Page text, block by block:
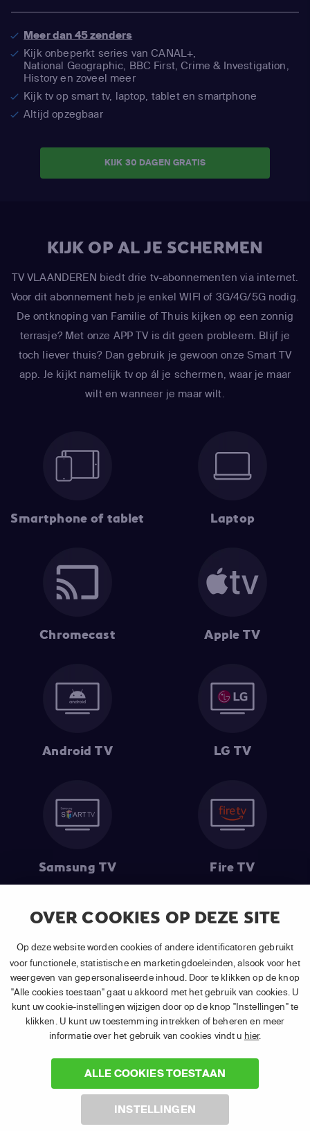
OVER COOKIES OP DEZE SITE
Op deze website worden cookies of andere identificatoren gebruikt
voor functionele, statistische en marketingdoeleinden, alsook voor het
weergeven van gepersonaliseerde inhoud. Door te klikken op de knop
"Alle cookies toestaan" gaat u akkoord met het gebruik van cookies. U
kunt uw cookie-instellingen wijzigen door op de knop "Instellingen" te
klikken. U kunt uw toestemming intrekken of beheren en meer
informatie over het gebruik van cookies vindt u hier.
ALLE COOKIES TOESTAAN
INSTELLINGEN
Meer dan 45 zenders
Kijk onbeperkt series van CANAL+,
National Geographic, BBC First, Crime & Investigation,
History en zoveel meer
Kijk tv op smart tv, laptop, tablet en smartphone
Altijd opzegbaar
KIJK 30 DAGEN GRATIS
KIJK OP AL JE SCHERMEN
TV VLAANDEREN biedt drie tv-abonnementen via internet.
Voor dit abonnement heb je enkel WIFI of 3G/4G/5G nodig.
De ontknoping van Familie of Thuis kijken op een zonnig
terrasje? Met onze APP TV is dit geen probleem. Blijf je
toch liever thuis? Dan gebruik je gewoon onze Smart TV
app. Je kijkt namelijk tv op ál je schermen, waar je maar
wilt en wanneer je maar wilt.
Smartphone of tablet Laptop
Chromecast Apple TV
Android TV LG TV
Samsung TV Fire TV
(1) De eerste 30 dagen gratis: Geldig op alle nieuwe abonnementen
van APP TV Light, Basic of Plus.
(2) Prijs abonnement : Incl. BTW.
(3) Restart & Replayis beschikbaar voorvolgende zendersafhankelijk
van je gekozen pakket.
2026 Canal+ Luxembourg S. à r.l. - Alle rechten voorbehouden. TV
VLAANDEREN® is een merk gebruikt onder licentie door Canal+
Luxembourg S. à r.l. Maatschappelijke zetel: Rue Albert Borschette 4,